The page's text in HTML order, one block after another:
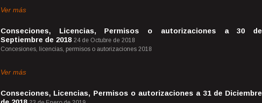
Ver más
Conseciones, Licencias, Permisos o autorizaciones a 30 de
Septiembre de 2018 24 de Octubre de 2018
Concesiones, licencias, permisos o autorizaciones 2018
Ver más
Conseciones, Licencias, Permisos o autorizaciones a 31 de Diciembre